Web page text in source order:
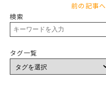
前の記事へ
検索
タグ一覧